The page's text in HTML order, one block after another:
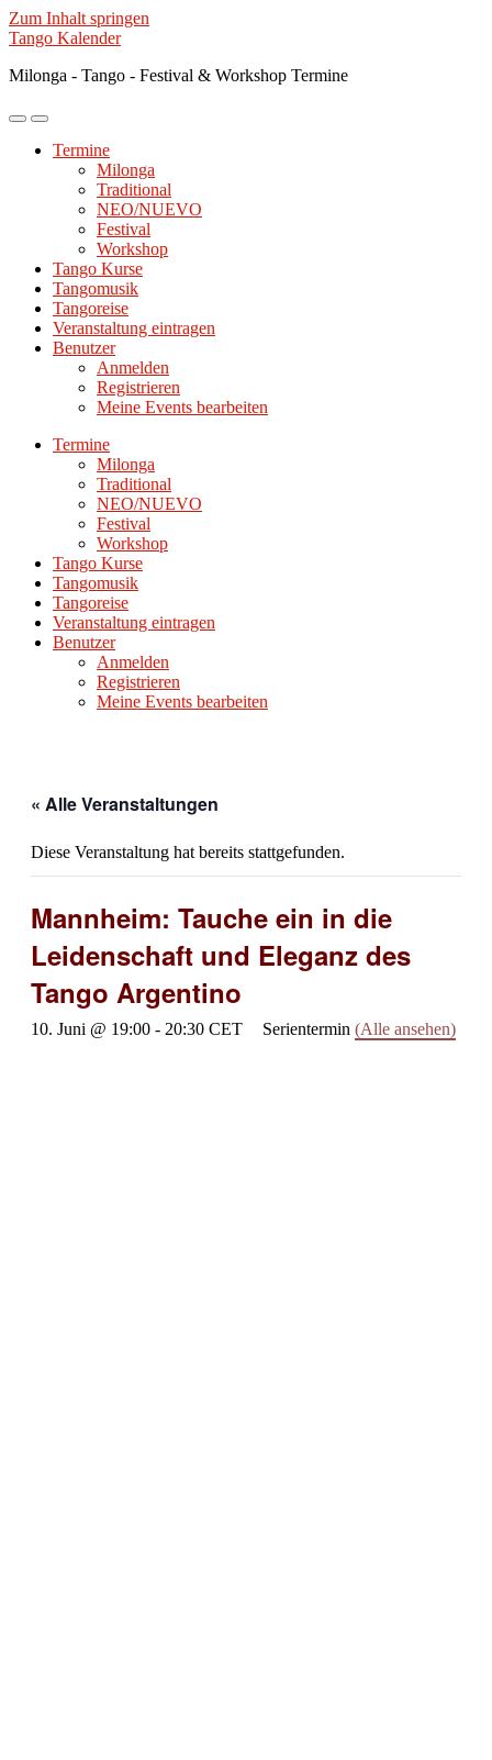
Zum Inhalt springen
Tango Kalender
Milonga - Tango - Festival & Workshop Termine
Mobile-
ein-/ausblenden
Suchfeld
ein-/ausblenden
Termine
Milonga
Traditional
NEO/NUEVO
Festival
Workshop
Tango Kurse
Tangomusik
Tangoreise
Veranstaltung eintragen
Benutzer
Anmelden
Registrieren
Meine Events bearbeiten
Termine
Milonga
Traditional
NEO/NUEVO
Festival
Workshop
Tango Kurse
Tangomusik
Tangoreise
Veranstaltung eintragen
Benutzer
Anmelden
Registrieren
Meine Events bearbeiten
« Alle Veranstaltungen
Diese Veranstaltung hat bereits stattgefunden.
Mannheim: Tauche ein in die
Leidenschaft und Eleganz des
Tango Argentino
10. Juni @ 19:00 - 20:30 CET Serientermin (Alle ansehen)